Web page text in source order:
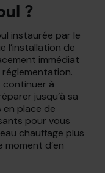
?
instaurée par le
l’installation de
immédiat
réglementation.
à
jusqu’à sa
en place de
pour vous
chauffage plus
moment d’en